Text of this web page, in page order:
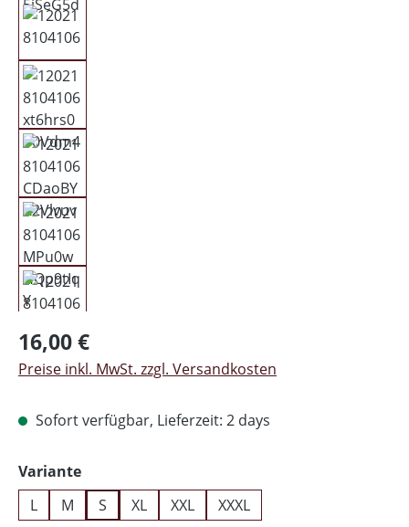
Regulärer Preis:
16,00 €
Preise inkl. MwSt. zzgl. Versandkosten
Sofort verfügbar, Lieferzeit: 2 days
Varianteauswählen
L
M S XL XXL XXXL